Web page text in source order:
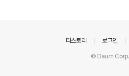
티스토리 로그인
© Daum Corp.